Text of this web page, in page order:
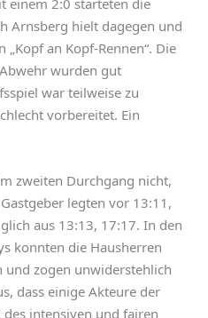
Arnsberg hielt dagegen und
an Kopf-Rennen“. Die
wurden gut
war teilweise zu
vorbereitet. Ein
zweiten Durchgang nicht,
legten vor 13:11,
aus 13:13, 17:17. In den
konnten die Hausherren
und zogen unwiderstehlich
dass einige Akteure der
intensiven und fairen